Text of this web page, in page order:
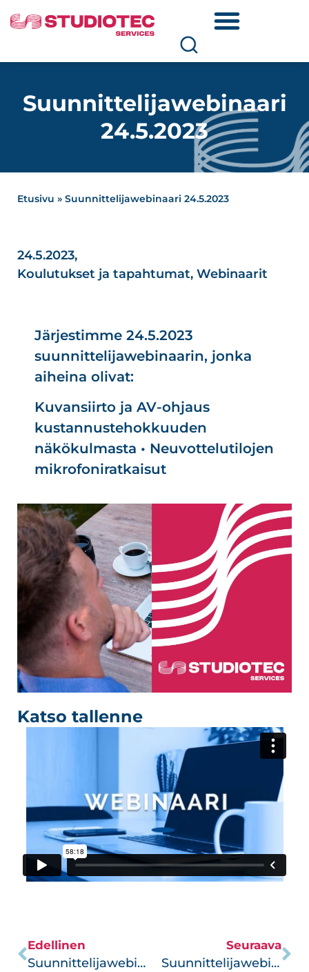
Suunnittelijawebinaari
24.5.2023
Etusivu » Suunnittelijawebinaari 24.5.2023
24.5.2023,
Koulutukset ja tapahtumat, Webinaarit
Järjestimme 24.5.2023
suunnittelijawebinaarin, jonka
aiheina olivat:
Kuvansiirto ja AV-ohjaus
kustannustehokkuuden
näkökulmasta • Neuvottelutilojen
mikrofoniratkaisut
Katso tallenne
Edellinen
Suunnittelijawebinaari 16.03.2023
Seuraava
Suunnittelijawebinaari 28.9.2023